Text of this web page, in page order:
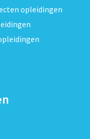
opleidingen